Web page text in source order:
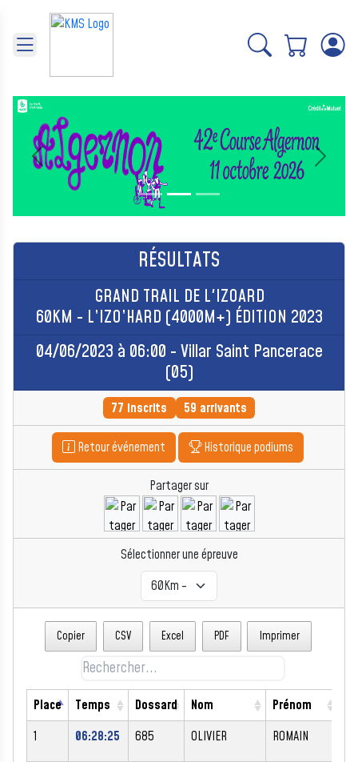
Précédent Suivant
RÉSULTATS
GRAND TRAIL DE L'IZOARD
60KM - L’IZO’HARD (4000M+) ÉDITION 2023
04/06/2023 à 06:00 - Villar Saint Pancerace
(05)
77 inscrits 59 arrivants
Retour événement Historique podiums
Partager sur
Sélectionner une épreuve
Copier CSV Excel PDF Imprimer
Place Temps Dossard Nom Prénom
1
06:28:25 685 OLIVIER ROMAIN
Panneau de gestion des cookies